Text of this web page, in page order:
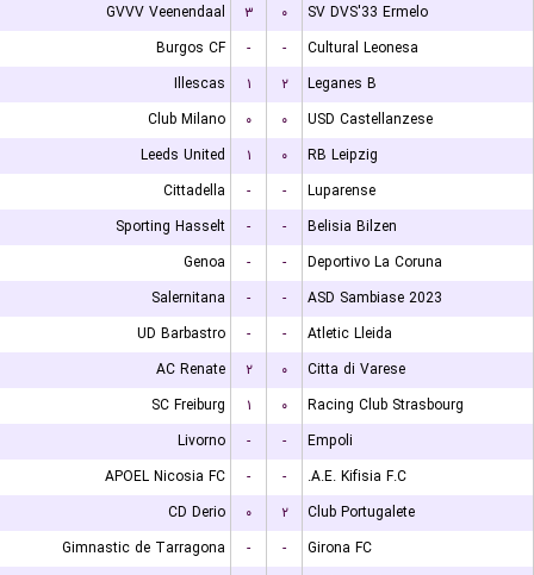
GVVV Veenendaal
۳ ۰
SV DVS'33 Ermelo
Burgos CF
- -
Cultural Leonesa
Illescas
۱ ۲
Leganes B
Club Milano
۰ ۰
USD Castellanzese
Leeds United
۱ ۰
RB Leipzig
Cittadella
- -
Luparense
Sporting Hasselt
- -
Belisia Bilzen
Genoa
- -
Deportivo La Coruna
Salernitana
- -
ASD Sambiase 2023
UD Barbastro
- -
Atletic Lleida
AC Renate
۲ ۰
Citta di Varese
SC Freiburg
۱ ۰
Racing Club Strasbourg
Livorno
- -
Empoli
APOEL Nicosia FC
- -
A.E. Kifisia F.C.
CD Derio
۰ ۲
Club Portugalete
Gimnastic de Tarragona
- -
Girona FC